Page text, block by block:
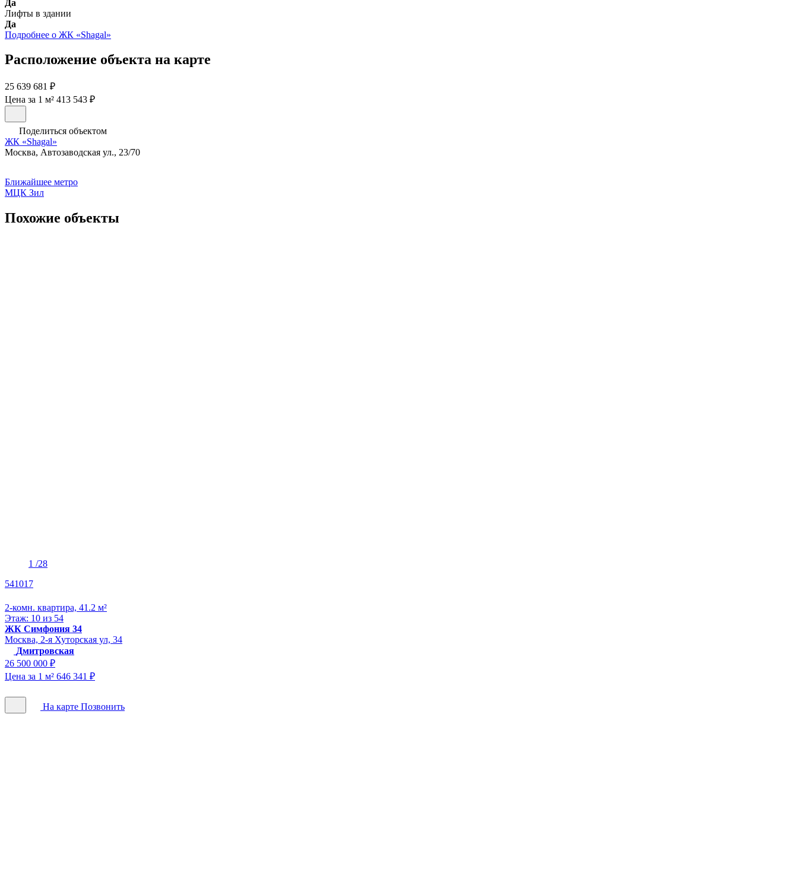
Да
Лифты в здании
Да
Подробнее о ЖК «Shagal»
Расположение объекта на карте
25 639 681 ₽
Цена за 1 м² 413 543 ₽
Поделиться объектом
ЖК «Shagal»
Москва, Автозаводская ул., 23/70
Ближайшее метро
МЦК Зил
Похожие объекты
1 /28
541017
2-комн. квартира, 41.2 м²
Этаж: 10 из 54
ЖК Симфония 34
Москва, 2-я Хуторская ул, 34
Дмитровская
26 500 000 ₽
Цена за 1 м² 646 341 ₽
На карте Позвонить